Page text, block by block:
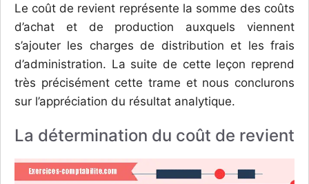
Le coût de revient représente la somme des coûts
d’achat et de production auxquels viennent
s’ajouter les charges de distribution et les frais
d’administration. La suite de cette leçon reprend
très précisément cette trame et nous conclurons
sur l’appréciation du résultat analytique.
La détermination du coût de revient